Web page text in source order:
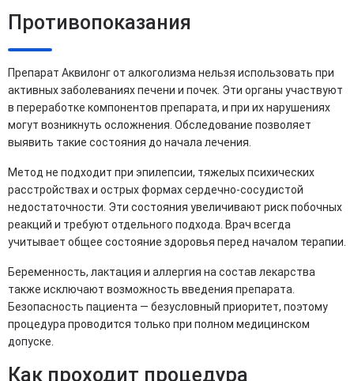
Противопоказания
Препарат Аквилонг от алкоголизма нельзя использовать при
активных заболеваниях печени и почек. Эти органы участвуют
в переработке компонентов препарата, и при их нарушениях
могут возникнуть осложнения. Обследование позволяет
выявить такие состояния до начала лечения.
Метод не подходит при эпилепсии, тяжелых психических
расстройствах и острых формах сердечно-сосудистой
недостаточности. Эти состояния увеличивают риск побочных
реакций и требуют отдельного подхода. Врач всегда
учитывает общее состояние здоровья перед началом терапии.
Беременность, лактация и аллергия на состав лекарства
также исключают возможность введения препарата.
Безопасность пациента — безусловный приоритет, поэтому
процедура проводится только при полном медицинском
допуске.
Как проходит процедура